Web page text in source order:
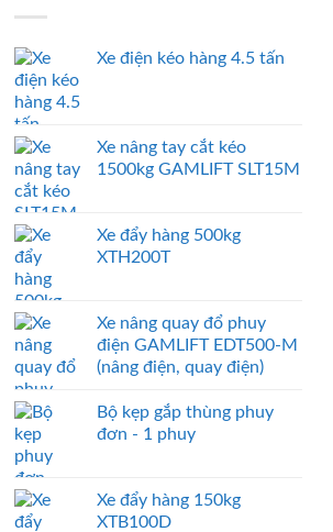
Xe điện kéo hàng 4.5 tấn
Xe nâng tay cắt kéo
1500kg GAMLIFT SLT15M
Xe đẩy hàng 500kg
XTH200T
Xe nâng quay đổ phuy
điện GAMLIFT EDT500-M
(nâng điện, quay điện)
Bộ kẹp gắp thùng phuy
đơn - 1 phuy
Xe đẩy hàng 150kg
XTB100D